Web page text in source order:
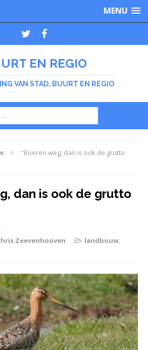
MENU
EN REGIO
VAN STAD, BUURT EN REGIO
“Boeren weg, dan is ook de grutto
dan is ook de grutto
Zeevenhooven landbouw,